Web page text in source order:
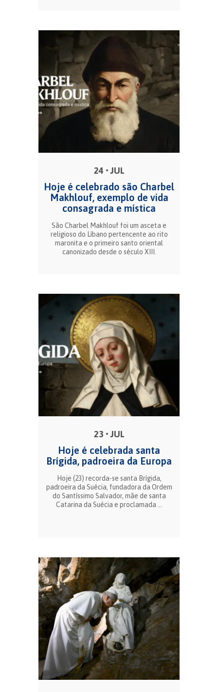
24 • JUL
Hoje é celebrado são Charbel
Makhlouf, exemplo de vida
consagrada e mística
São Charbel Makhlouf foi um asceta e
religioso do Líbano pertencente ao rito
maronita e o primeiro santo oriental
canonizado desde o século XIII.
23 • JUL
Hoje é celebrada santa
Brígida, padroeira da Europa
Hoje (23) recorda-se santa Brígida,
padroeira da Suécia, fundadora da Ordem
do Santíssimo Salvador, mãe de santa
Catarina da Suécia e proclamada ...